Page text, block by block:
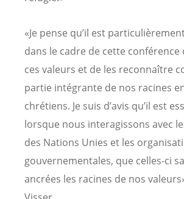
«Je pense qu’il est
dans le cadre de cette
ces valeurs et de les reconnaître
partie intégrante de nos racines
chrétiens. Je suis d’avis qu’il est
lorsque nous interagissons avec
des Nations Unies et les
gouvernementales, que celles-ci
ancrées les racines de nos